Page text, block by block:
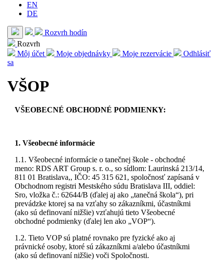
EN
DE
Rozvrh hodín
Rozvrh
Môj účet
Moje objednávky Moje rezervácie
Odhlásiť
sa
VŠOP
VŠEOBECNÉ OBCHODNÉ PODMIENKY:
1. Všeobecné informácie
1.1. Všeobecné informácie o tanečnej škole - obchodné
meno: RDS ART Group s. r. o., so sídlom: Laurinská 213/14,
811 01 Bratislava,, IČO: 45 315 621, spoločnosť zapísaná v
Obchodnom registri Mestského súdu Bratislava III, oddiel:
Sro, vložka č.: 62644/B (ďalej aj ako „tanečná škola“), pri
prevádzke ktorej sa na vzťahy so zákazníkmi, účastníkmi
(ako sú definovaní nižšie) vzťahujú tieto Všeobecné
obchodné podmienky (ďalej len ako „VOP“).
1.2. Tieto VOP sú platné rovnako pre fyzické ako aj
právnické osoby, ktoré sú zákazníkmi a/alebo účastníkmi
(ako sú definovaní nižšie) voči Spoločnosti.